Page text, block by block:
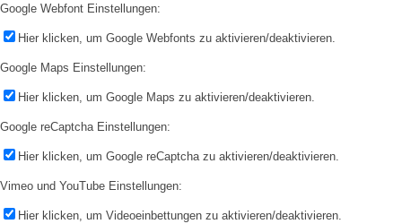
Google Webfont Einstellungen:
Hier klicken, um Google Webfonts zu aktivieren/deaktivieren.
Google Maps Einstellungen:
Hier klicken, um Google Maps zu aktivieren/deaktivieren.
Google reCaptcha Einstellungen:
Hier klicken, um Google reCaptcha zu aktivieren/deaktivieren.
Vimeo und YouTube Einstellungen:
Hier klicken, um Videoeinbettungen zu aktivieren/deaktivieren.